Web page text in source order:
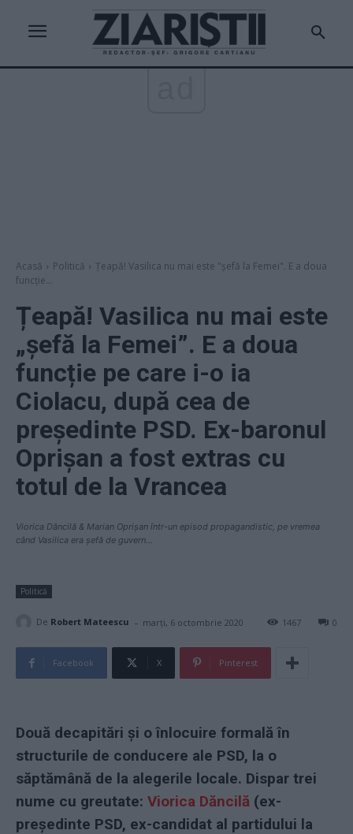
Acasă Politică
Țeapă! Vasilica nu mai este "șefă la Femei". E a doua
funcție...
Țeapă! Vasilica nu mai este
„șefă la Femei”. E a doua
funcție pe care i-o ia
Ciolacu, după cea de
președinte PSD. Ex-baronul
Oprișan a fost extras cu
totul de la Vrancea
Viorica Dăncilă & Marian Oprișan într-un episod propagandistic, pe vremea
când Vasilica era șefă de guvern...
Politică
De Robert Mateescu - marți, 6 octombrie 2020 0
1467
Facebook X Pinterest
Două decapitări și o înlocuire formală în
structurile de conducere ale PSD, la o
săptămână de la alegerile locale. Dispar trei
nume cu greutate: Viorica Dăncilă (ex-
președinte PSD, ex-candidat al partidului la